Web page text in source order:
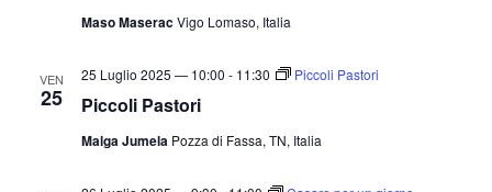
Maso MaseracVigo Lomaso, Italia
VEN
25 Piccoli Pastori
25 Luglio 2025 — 10:00 - 11:30 Piccoli Pastori
Malga Jumela Pozza di Fassa, TN, Italia